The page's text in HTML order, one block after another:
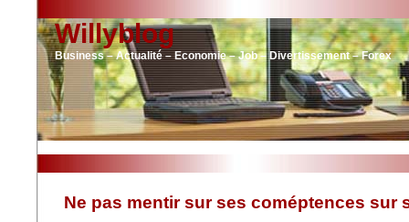
Willyblog
Business – Actualité – Economie – Job – Divertissement – Forex
Ne pas mentir sur ses coméptences sur